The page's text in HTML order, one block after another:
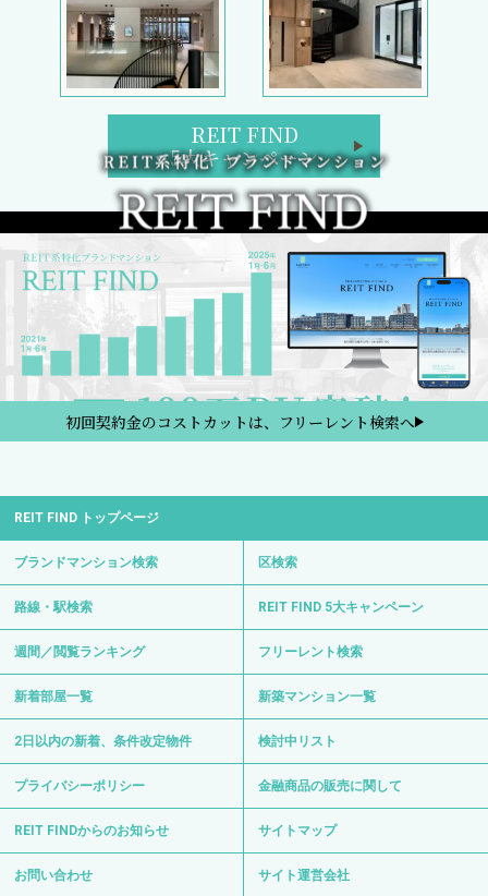
REIT FIND
5大キャンペーン
初回契約金のコストカットは、フリーレント検索へ
REIT FIND トップページ
ブランドマンション検索 区検索
路線・駅検索 REIT FIND 5大キャンペーン
週間／閲覧ランキング フリーレント検索
新着部屋一覧 新築マンション一覧
2日以内の新着、条件改定物件 検討中リスト
プライバシーポリシー 金融商品の販売に関して
REIT FINDからのお知らせ サイトマップ
お問い合わせ サイト運営会社